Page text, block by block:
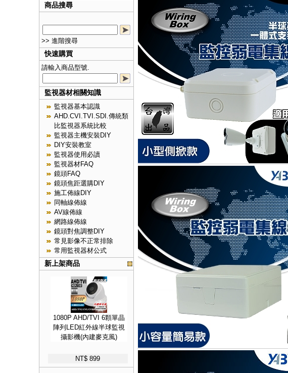
商品搜尋
>> 進階搜尋
快速購買
請輸入商品型號.
監視器材相關知識
監視器基本認識
AHD.CVI.TVI.SDI.傳統類
比監視器系統比較
監視器主機安裝DIY
DIY安裝教室
監視器使用必讀
監視器材FAQ
鏡頭FAQ
鏡頭焦距選購DIY
施工佈線DIY
同軸線佈線
AV線佈線
網路線佈線
鏡頭對焦調整DIY
常見影像不正常排除
常用監視器材公式
新上架商品
1080P AHD/TVI 6顆單晶
陣列LED紅外線半球監視
攝影機(內建麥克風)
NT$ 899